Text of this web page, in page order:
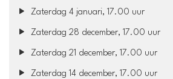
Zaterdag 4 januari, 17.00 uur
Zaterdag 28 december, 17.00 uur
Zaterdag 21 december, 17.00 uur
Zaterdag 14 december, 17.00 uur